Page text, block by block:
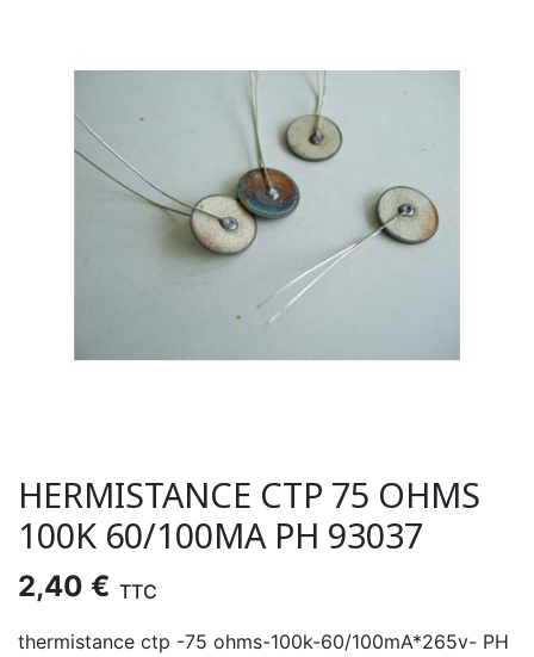
HERMISTANCE CTP 75 OHMS
100K 60/100MA PH 93037
2,40 € TTC
thermistance ctp -75 ohms-100k-60/100mA*265v- PH